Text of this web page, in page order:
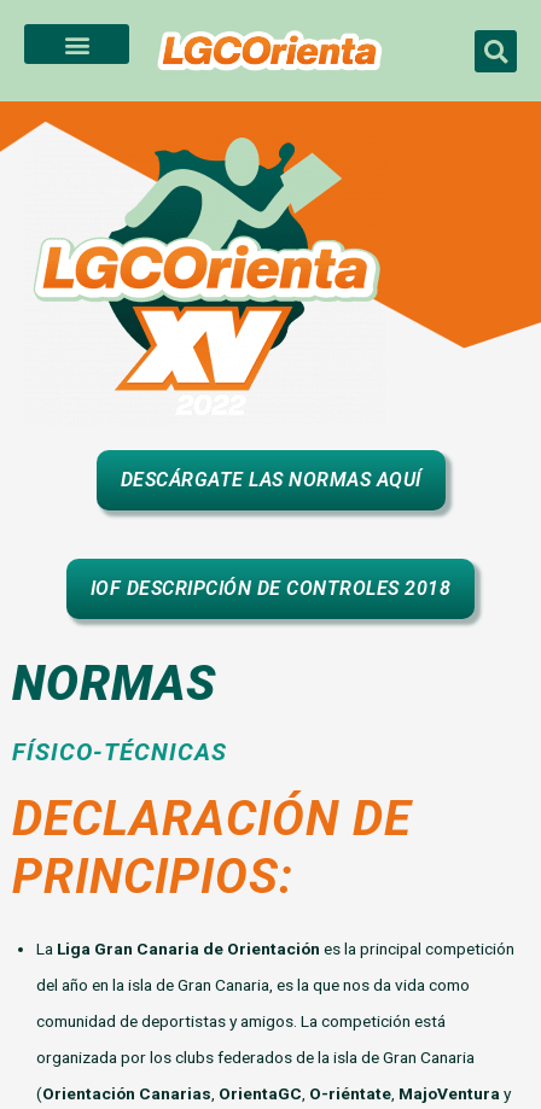
contenido
DESCÁRGATE LAS NORMAS AQUÍ
IOF DESCRIPCIÓN DE CONTROLES 2018
NORMAS
FÍSICO-TÉCNICAS
DECLARACIÓN DE
PRINCIPIOS:
La Liga Gran Canaria de Orientación es la principal competición
del año en la isla de Gran Canaria, es la que nos da vida como
comunidad de deportistas y amigos. La competición está
organizada por los clubs federados de la isla de Gran Canaria
(Orientación Canarias OrientaGC O-riéntate MajoVentura y